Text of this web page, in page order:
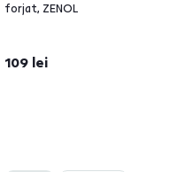
forjat, ZENOL
109 lei